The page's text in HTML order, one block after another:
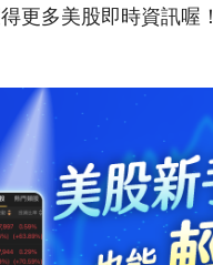
更多美股即時資訊喔！